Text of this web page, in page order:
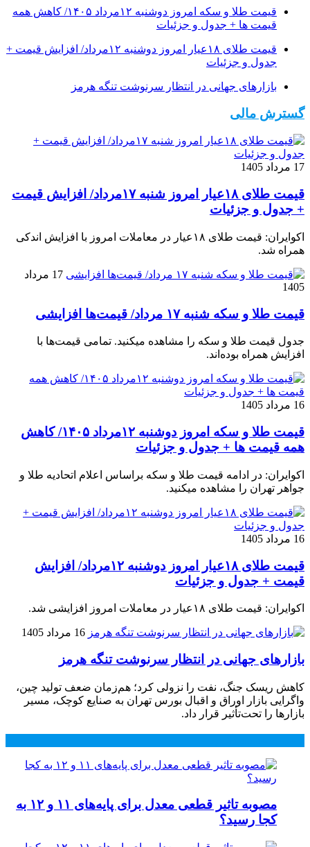
قیمت طلا و سکه امروز دوشنبه ۱۲مرداد ۱۴۰۵/ کاهش همه
قیمت ها + جدول و جزئیات
قیمت طلای ۱۸عیار امروز دوشنبه ۱۲مرداد/ افزایش قیمت +
جدول و جزئیات
بازارهای جهانی در انتظار سرنوشت تنگه هرمز
گسترش مالی
17 مرداد 1405
قیمت طلای ۱۸عیار امروز شنبه ۱۷مرداد/ افزایش قیمت
+ جدول و جزئیات
اکوایران: قیمت طلای ۱۸عیار در معاملات امروز با افزایش اندکی
همراه شد.
17 مرداد
1405
قیمت طلا و سکه شنبه ۱۷ مرداد/ قیمت‌ها افزایشی
جدول قیمت طلا و سکه را مشاهده میکنید. تمامی قیمت‌ها با
افزایش همراه بوده‌اند.
16 مرداد 1405
قیمت طلا و سکه امروز دوشنبه ۱۲مرداد ۱۴۰۵/ کاهش
همه قیمت ها + جدول و جزئیات
اکوایران: در ادامه قیمت طلا و سکه براساس اعلام اتحادیه طلا و
جواهر تهران را مشاهده میکنید.
16 مرداد 1405
قیمت طلای ۱۸عیار امروز دوشنبه ۱۲مرداد/ افزایش
قیمت + جدول و جزئیات
اکوایران: قیمت طلای ۱۸عیار در معاملات امروز افزایشی شد.
16 مرداد 1405
بازارهای جهانی در انتظار سرنوشت تنگه هرمز
کاهش ریسک جنگ، نفت را نزولی کرد؛ هم‌زمان ضعف تولید چین،
واگرایی بازار اوراق و اقبال بورس تهران به صنایع کوچک، مسیر
بازارها را تحت‌تأثیر قرار داد.
مصوبه تاثیر قطعی معدل برای پایه‌های ۱۱ و ۱۲ به
کجا رسید؟